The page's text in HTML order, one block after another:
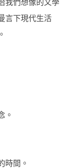
我們想像的文學
言下現代生活
。
間。